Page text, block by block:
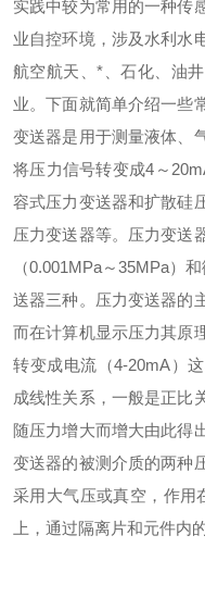
实践中较为常用的一种传
业自控环境，涉及水利水
航空航天、*、石化、油
业。下面就简单介绍一些
变送器是用于测量液体、
将压力信号转变成4 ～
容式压力变送器和扩散硅
压力变送器等。压力变送
（0.001MPa～35MPa）
送器三种。 压力变送器的
而在计算机显示压力其原
转变成电流（4-20mA）
成线性关系，一般是正比
随压力增大而增大由此得
变送器的被测介质的两种
采用大气压或真空，作用
上，通过隔离片和元件内